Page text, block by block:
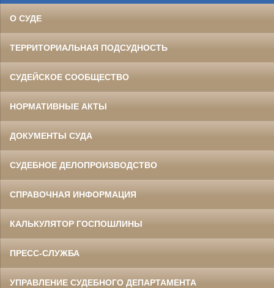
О СУДЕ
ТЕРРИТОРИАЛЬНАЯ ПОДСУДНОСТЬ
СУДЕЙСКОЕ СООБЩЕСТВО
НОРМАТИВНЫЕ АКТЫ
ДОКУМЕНТЫ СУДА
СУДЕБНОЕ ДЕЛОПРОИЗВОДСТВО
СПРАВОЧНАЯ ИНФОРМАЦИЯ
КАЛЬКУЛЯТОР ГОСПОШЛИНЫ
ПРЕСС-СЛУЖБА
УПРАВЛЕНИЕ СУДЕБНОГО ДЕПАРТАМЕНТА